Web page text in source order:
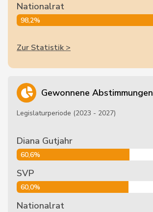
Nationalrat
98,2%
Zur Statistik >
Gewonnene Abstimmungen
Legislaturperiode (2023 - 2027)
Diana Gutjahr
60,6%
SVP
60,0%
Nationalrat